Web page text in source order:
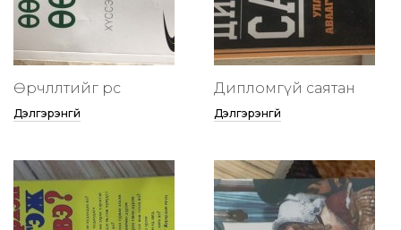
Өөрчлөлтийг өөрөөсөө
Дэлгэрэнгүй
Дипломгүй саятан
Дэлгэрэнгүй